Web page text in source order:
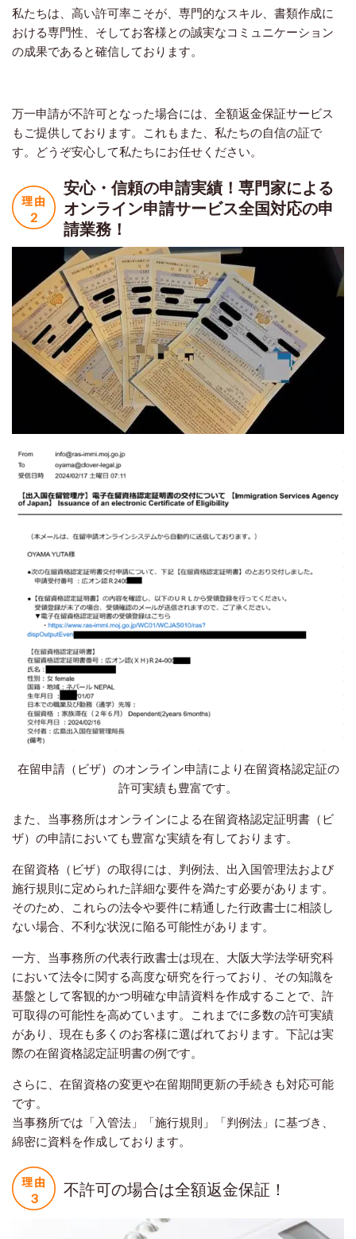
私たちは、高い許可率こそが、専門的なスキル、書類作成に
おける専門性、そしてお客様との誠実なコミュニケーション
の成果であると確信しております。
万一申請が不許可となった場合には、全額返金保証サービス
もご提供しております。これもまた、私たちの自信の証で
す。どうぞ安心して私たちにお任せください。
安心・信頼の申請実績！ 専門家による
オンライン申請サービス全国対応の申
請業務！
在留申請（ビザ）のオンライン申請により在留資格認定証の
許可実績も豊富です。
また、当事務所はオンラインによる在留資格認定証明書（ビ
ザ）の申請においても豊富な実績を有しております。
在留資格（ビザ）の取得には、判例法、出入国管理法および
施行規則に定められた詳細な要件を満たす必要があります。
そのため、これらの法令や要件に精通した行政書士に相談し
ない場合、不利な状況に陥る可能性があります。
一方、当事務所の代表行政書士は現在、大阪大学法学研究科
において法令に関する高度な研究を行っており、その知識を
基盤として客観的かつ明確な申請資料を作成することで、許
可取得の可能性を高めています。これまでに多数の許可実績
があり、現在も多くのお客様に選ばれております。下記は実
際の在留資格認定証明書の例です。
さらに、在留資格の変更や在留期間更新の手続きも対応可能
です。
当事務所では「入管法」「施行規則」「判例法」に基づき、
綿密に資料を作成しております。
不許可の場合は全額返金保証！